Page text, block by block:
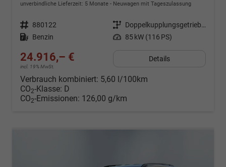
unverbindliche Lieferzeit: 5 Monate Neuwagen mit Tageszulassung
Fahrzeugnr. 880122 Getriebe
Doppelkupplungsgetriebe (DSG)
Kraftstoff Benzin Leistung 85 kW (116 PS)
24.916,– €
incl. 19% MwSt.
Details
Verbrauch kombiniert: 5,60 l/100km
CO2-Klasse: D
CO2-Emissionen: 126,00 g/km